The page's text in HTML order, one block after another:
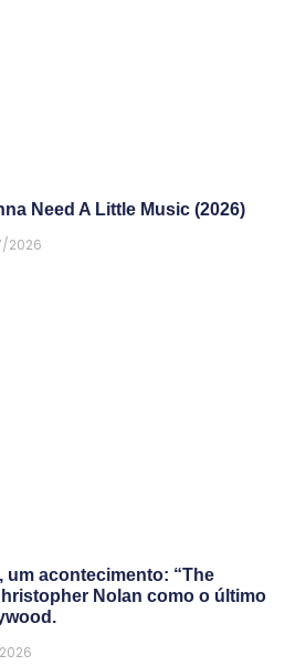
Need A Little Music (2026)
2026
um acontecimento: “The
Nolan como o último